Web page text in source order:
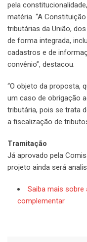
pela
matéria. “A
tributárias da União,
de forma integrada,
cadastros e de
convênio”, destacou.
“O objeto da proposta,
um caso de obrigação
tributária, pois se trata
a fiscalização de
Tramitação
Já aprovado pela
projeto ainda será
Saiba mais
complementar